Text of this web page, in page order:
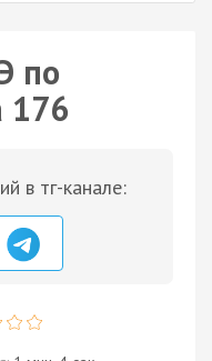
по
176
в тг-канале: